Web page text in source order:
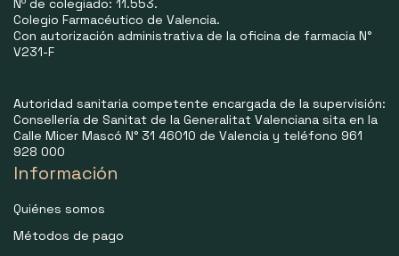
Nº de colegiado: 11.553.
Colegio Farmacéutico de Valencia.
Con autorización administrativa de la oficina de farmacia N°
V231-F
Autoridad sanitaria competente encargada de la supervisión:
Consellería de Sanitat de la Generalitat Valenciana sita en la
Calle Micer Mascó N° 31 46010 de Valencia y teléfono 961
928 000
Información
Quiénes somos
Métodos de pago